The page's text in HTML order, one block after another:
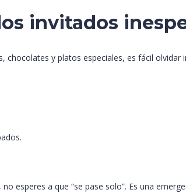
invitados
chocolates y platos especiales, es fácil olvidar
esperes a que “se pase solo”. Es una